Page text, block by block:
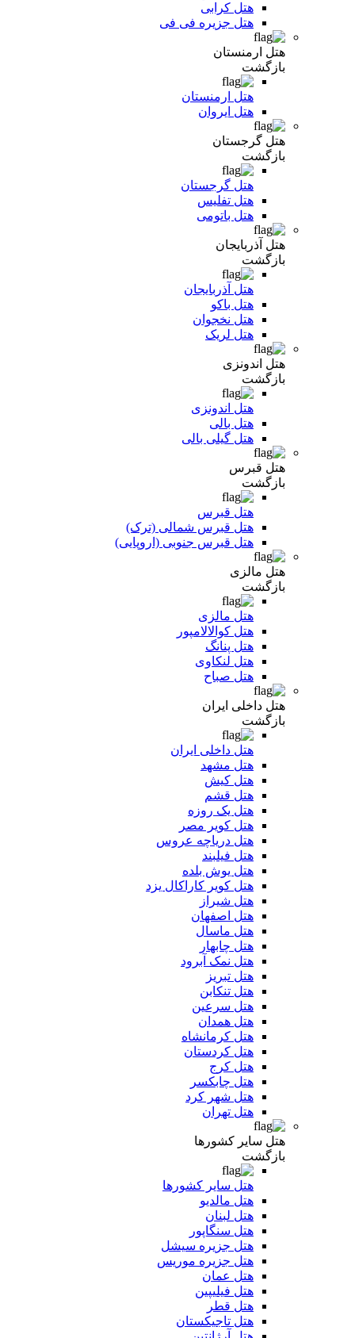
هتل کرابی
هتل جزیره فی فی
هتل ارمنستان
بازگشت
هتل ارمنستان
هتل ایروان
هتل گرجستان
بازگشت
هتل گرجستان
هتل تفلیس
هتل باتومی
هتل آذربایجان
بازگشت
هتل آذربایجان
هتل باکو
هتل نخجوان
هتل لریک
هتل اندونزی
بازگشت
هتل اندونزی
هتل بالی
هتل گیلی بالی
هتل قبرس
بازگشت
هتل قبرس
هتل قبرس شمالی (ترک)
هتل قبرس جنوبی (اروپایی)
هتل مالزی
بازگشت
هتل مالزی
هتل کوالالامپور
هتل پنانگ
هتل لنکاوی
هتل صباح
هتل داخلی ایران
بازگشت
هتل داخلی ایران
هتل مشهد
هتل کیش
هتل قشم
هتل یک روزه
هتل کویر مصر
هتل دریاچه عروس
هتل فیلبند
هتل یوش بلده
هتل کویر کاراکال یزد
هتل شیراز
هتل اصفهان
هتل ماسال
هتل چابهار
هتل نمک آبرود
هتل تبریز
هتل تنکابن
هتل سرعین
هتل همدان
هتل کرمانشاه
هتل کردستان
هتل کرج
هتل چابکسر
هتل شهر کرد
هتل تهران
هتل سایر کشورها
بازگشت
هتل سایر کشورها
هتل مالدیو
هتل لبنان
هتل سنگاپور
هتل جزیره سیشل
هتل جزیره موریس
هتل عمان
هتل فیلیپین
هتل قطر
هتل تاجیکستان